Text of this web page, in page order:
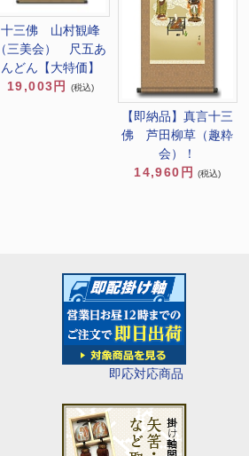
即応対応商品
十三佛 山村観峰
（三美会） 尺五あ
んどん【大特価】
19,003円
(税込)
【即納品】真言十三
佛 芦田柳草（趣粋
会）！
14,960円
(税込)